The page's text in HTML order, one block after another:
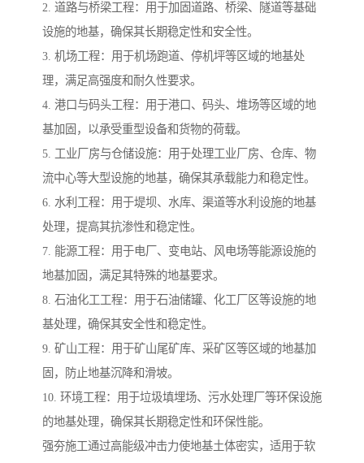
2. 道路与桥梁工程：用于加固道路、桥梁、隧道等基础
设施的地基，确保其长期稳定性和安全性。
3. 机场工程：用于机场跑道、停机坪等区域的地基处
理，满足高强度和耐久性要求。
4. 港口与码头工程：用于港口、码头、堆场等区域的地
基加固，以承受重型设备和货物的荷载。
5. 工业厂房与仓储设施：用于处理工业厂房、仓库、物
流中心等大型设施的地基，确保其承载能力和稳定性。
6. 水利工程：用于堤坝、水库、渠道等水利设施的地基
处理，提高其抗渗性和稳定性。
7. 能源工程：用于电厂、变电站、风电场等能源设施的
地基加固，满足其特殊的地基要求。
8. 石油化工工程：用于石油储罐、化工厂区等设施的地
基处理，确保其安全性和稳定性。
9. 矿山工程：用于矿山尾矿库、采矿区等区域的地基加
固，防止地基沉降和滑坡。
10. 环境工程：用于垃圾填埋场、污水处理厂等环保设施
的地基处理，确保其长期稳定性和环保性能。
强夯施工通过高能级冲击力使地基土体密实，适用于软